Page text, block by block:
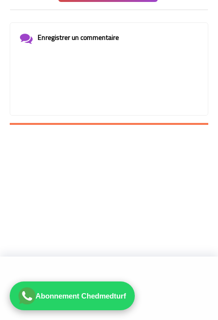
Enregistrer un commentaire
Abonnement Chedmedturf